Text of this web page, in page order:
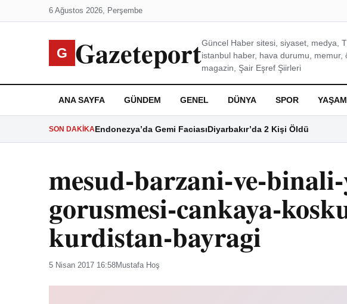
6 Ağustos 2026, Perşembe
G GazeteportGüncel Haber sitesi, siyaset, medya,
istanbul haber, hava durumu,
magazin, Şair Eşref Şiirleri
ANA SAYFA GÜNDEM GENEL DÜNYA SPOR YAŞAM
SON DAKIKAEndonezya’da Gemi FaciasıDiyarbakır’da 2 Kişi Öldü
mesud-barzani-ve-
gorusmesi-cankaya-
kurdistan-bayragi
5 Nisan 2017 16:58Mustafa Hoş